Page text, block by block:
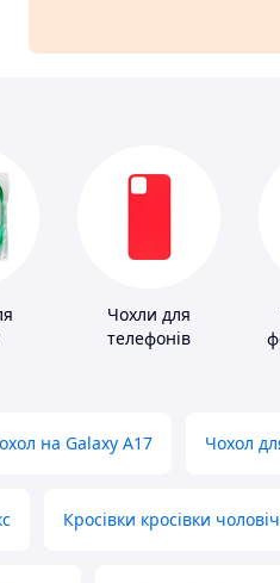
Чохли для
телефонів
на Galaxy A17 Чохол
Кросівки кросівки